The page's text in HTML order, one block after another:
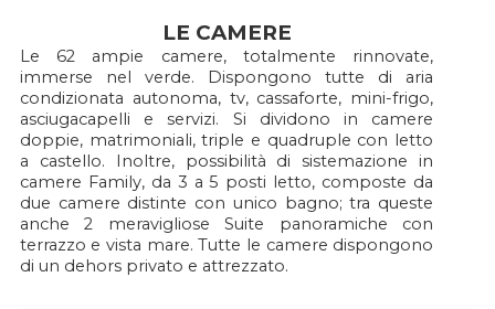
LE CAMERE
Le 62 ampie camere, totalmente rinnovate,
immerse nel verde. Dispongono tutte di aria
condizionata autonoma, tv, cassaforte, mini-frigo,
asciugacapelli e servizi. Si dividono in camere
doppie, matrimoniali, triple e quadruple con letto
a castello. Inoltre, possibilità di sistemazione in
camere Family, da 3 a 5 posti letto, composte da
due camere distinte con unico bagno; tra queste
anche 2 meravigliose Suite panoramiche con
terrazzo e vista mare. Tutte le camere dispongono
di un dehors privato e attrezzato.